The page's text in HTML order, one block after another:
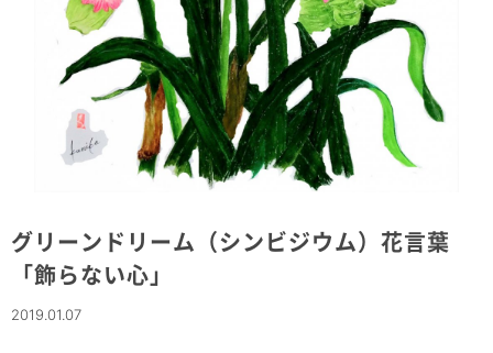
グリーンドリーム（シンビジウム）花言葉
「飾らない心」
2019.01.07